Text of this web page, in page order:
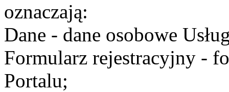
oznaczają:
Dane - dane osobowe
Formularz rejestracyjny -
Portalu;